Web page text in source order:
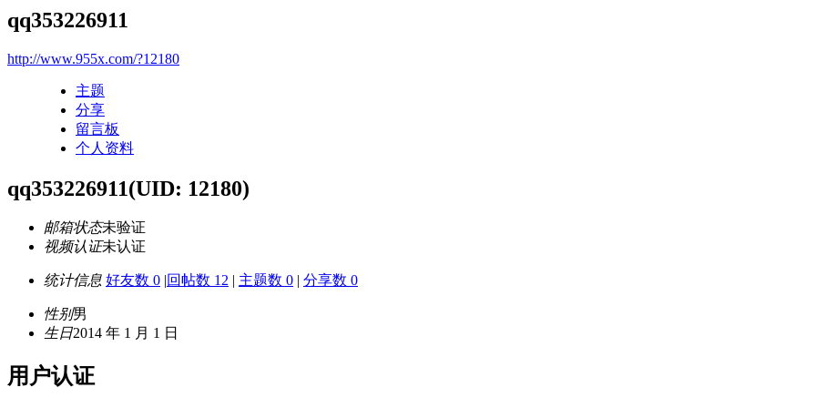
qq353226911
http://www.955x.com/?12180
主题
分享
留言板
个人资料
qq353226911(UID: 12180)
邮箱状态未验证
视频认证未认证
统计信息 好友数 0 |回帖数 12 | 主题数 0 | 分享数 0
性别男
生日2014 年 1 月 1 日
用户认证